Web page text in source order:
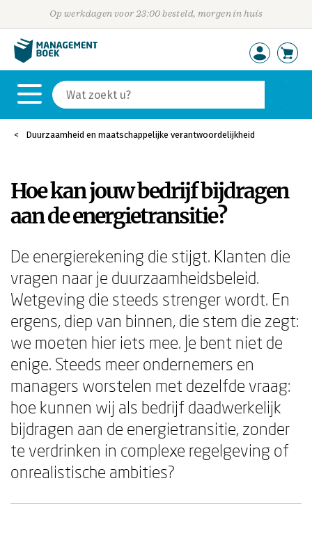
Op werkdagen voor 23:00 besteld, morgen in huis
Duurzaamheid en maatschappelijke verantwoordelijkheid
Hoe kan jouw bedrijf bijdragen
aan de energietransitie?
De energierekening die stijgt. Klanten die
vragen naar je duurzaamheidsbeleid.
Wetgeving die steeds strenger wordt. En
ergens, diep van binnen, die stem die zegt:
we moeten hier iets mee. Je bent niet de
enige. Steeds meer ondernemers en
managers worstelen met dezelfde vraag:
hoe kunnen wij als bedrijf daadwerkelijk
bijdragen aan de energietransitie, zonder
te verdrinken in complexe regelgeving of
onrealistische ambities?